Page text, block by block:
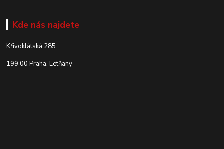
Kde nás najdete
Křivoklátská 285
199 00 Praha, Letňany